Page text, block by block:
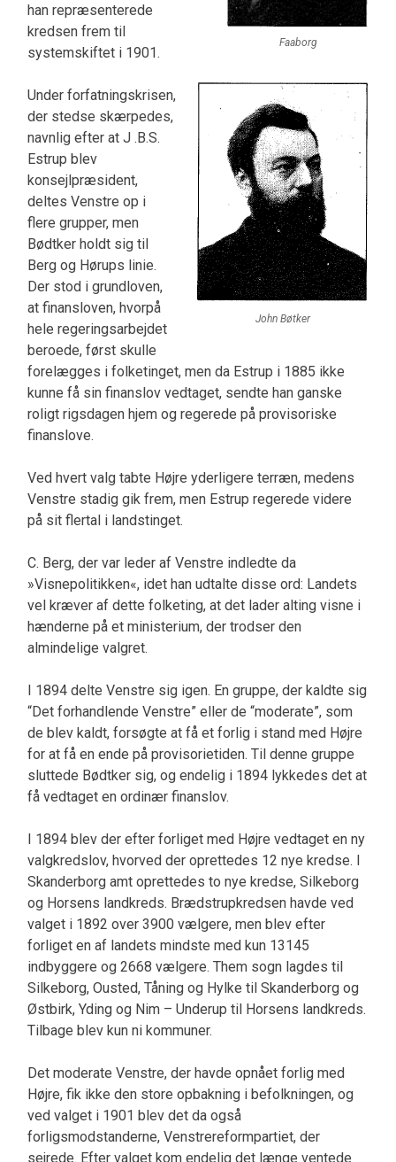
Faaborg
John Bøtker
han re­præsenterede
kredsen frem til
systemskiftet i 1901.
Under forfatningskrisen,
der stedse skærpedes,
navnlig efter at J .B.S.
Estrup blev
konsejlpræsi­dent,
deltes Venstre op i
flere grupper, men
Bødt­ker holdt sig til
Berg og Hørups linie.
Der stod i grundloven,
at finansloven, hvorpå
hele regerings­arbejdet
beroede, først skulle
forelægges i folke­tinget, men da Estrup i 1885 ikke
kunne få sin fi­nanslov vedtaget, sendte han ganske
roligt rigsda­gen hjem og regerede på provisoriske
finanslove.
Ved hvert valg tabte Højre yderligere terræn, med­ens
Venstre stadig gik frem, men Estrup regerede videre
på sit flertal i landstinget.
C. Berg, der var leder af Venstre indledte da
»Visnepolitikken«, idet han udtalte disse ord: Landets
vel kræver af dette folketing, at det lader alting visne i
hænderne på et ministerium, der trodser den
almindelige valgret.
I 1894 delte Venstre sig igen. En gruppe, der kaldte sig
“Det forhandlende Venstre” eller de “modera­te”, som
de blev kaldt, forsøgte at få et forlig i stand med Højre
for at få en ende på provisorieti­den. Til denne gruppe
sluttede Bødtker sig, og en­delig i 1894 lykkedes det at
få vedtaget en ordinær finanslov.
I 1894 blev der efter forliget med Højre vedtaget en ny
valgkredslov, hvorved der oprette­des 12 nye kredse. I
Skanderborg amt oprettedes to nye kredse, Silkeborg
og Horsens landkreds. Brædstrupkredsen havde ved
valget i 1892 over 3900 vælgere, men blev efter
forliget en af landets mindste med kun 13145
indbyggere og 2668 vælge­re. Them sogn lagdes til
Silkeborg, Ousted, Tåning og Hylke til Skanderborg og
Østbirk, Yding og Nim – Underup til Horsens landkreds.
Tilbage blev kun ni kommuner.
Det moderate Venstre, der hav­de opnået forlig med
Højre, fik ikke den store op­bakning i befolkningen, og
ved valget i 1901 blev det da også
forligsmodstanderne, Venstrereform­partiet, der
sejrede. Efter valget kom endelig det længe ventede